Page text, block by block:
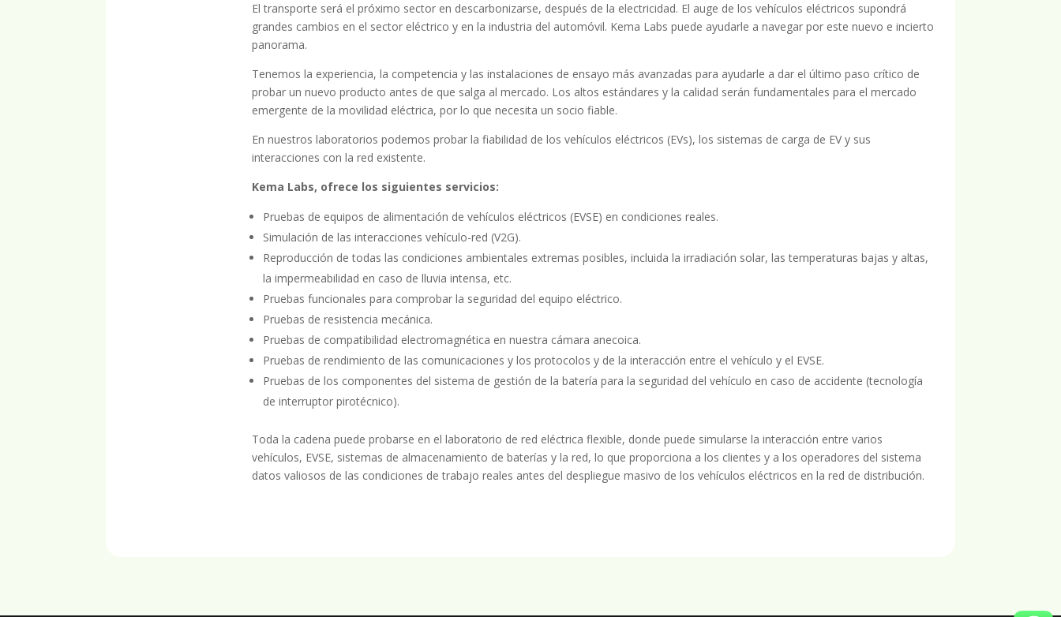
El transporte será el próximo sector en descarbonizarse, después de la electricidad. El auge de los vehículos eléctricos supondrá
grandes cambios en el sector eléctrico y en la industria del automóvil. Kema Labs puede ayudarle a navegar por este nuevo e incierto
panorama.
Tenemos la experiencia, la competencia y las instalaciones de ensayo más avanzadas para ayudarle a dar el último paso crítico de
probar un nuevo producto antes de que salga al mercado. Los altos estándares y la calidad serán fundamentales para el mercado
emergente de la movilidad eléctrica, por lo que necesita un socio fiable.
En nuestros laboratorios podemos probar la fiabilidad de los vehículos eléctricos (EVs), los sistemas de carga de EV y sus
interacciones con la red existente.
Kema Labs, ofrece los siguientes servicios:
Pruebas de equipos de alimentación de vehículos eléctricos (EVSE) en condiciones reales.
Simulación de las interacciones vehículo-red (V2G).
Reproducción de todas las condiciones ambientales extremas posibles, incluida la irradiación solar, las temperaturas bajas y altas,
la impermeabilidad en caso de lluvia intensa, etc.
Pruebas funcionales para comprobar la seguridad del equipo eléctrico.
Pruebas de resistencia mecánica.
Pruebas de compatibilidad electromagnética en nuestra cámara anecoica.
Pruebas de rendimiento de las comunicaciones y los protocolos y de la interacción entre el vehículo y el EVSE.
Pruebas de los componentes del sistema de gestión de la batería para la seguridad del vehículo en caso de accidente (tecnología
de interruptor pirotécnico).
Toda la cadena puede probarse en el laboratorio de red eléctrica flexible, donde puede simularse la interacción entre varios
vehículos, EVSE, sistemas de almacenamiento de baterías y la red, lo que proporciona a los clientes y a los operadores del sistema
datos valiosos de las condiciones de trabajo reales antes del despliegue masivo de los vehículos eléctricos en la red de distribución.